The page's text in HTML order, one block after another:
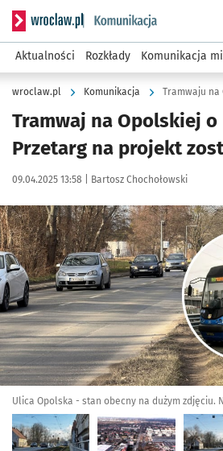
Serwis informacyjny wroclaw.pl
Aktualności Rozkłady Komunikacja
wroclaw.pl Komunikacja Tramwaju
Tramwaj na Opolskiej
Przetarg na projekt
Data publikacji:
09.04.2025 13:58 | Autor:
Bartosz Chochołowski
Kliknij, aby zobaczyć galerię
Kliknij, aby powiększyć
Ulica Opolska - stan obecny na dużym zdjęciu.